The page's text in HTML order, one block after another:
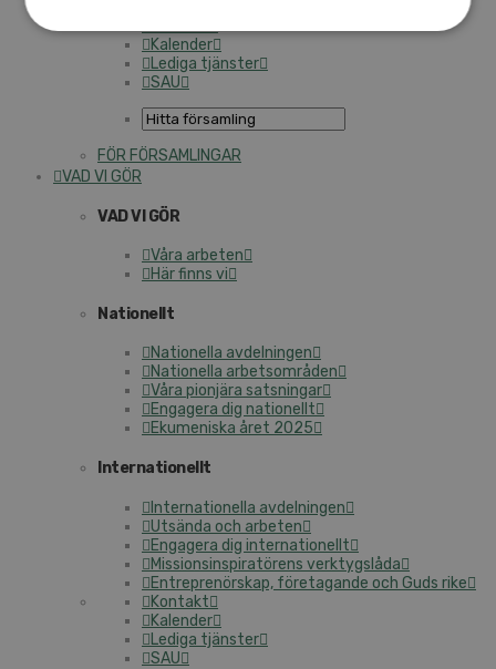
Kalender
Lediga tjänster
SAU
FÖR FÖRSAMLINGAR
VAD VI GÖR
VAD VI GÖR
Våra arbeten
Här finns vi
Nationellt
Nationella avdelningen
Nationella arbetsområden
Våra pionjära satsningar
Engagera dig nationellt
Ekumeniska året 2025
Internationellt
Internationella avdelningen
Utsända och arbeten
Engagera dig internationellt
Missionsinspiratörens verktygslåda
Entreprenörskap, företagande och Guds rike
Kontakt
Kalender
Lediga tjänster
SAU